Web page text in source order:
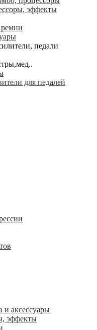
эффекты
педали
для педалей
и аксессуары
эффекты